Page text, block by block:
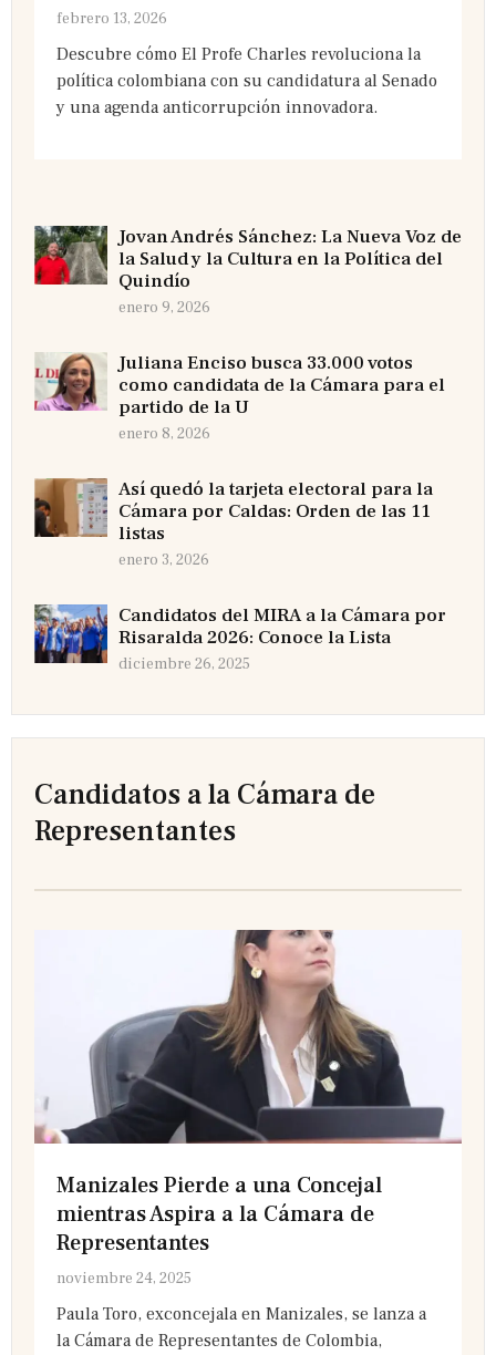
febrero 13, 2026
Descubre cómo El Profe Charles revoluciona la
política colombiana con su candidatura al Senado
y una agenda anticorrupción innovadora.
Jovan Andrés Sánchez: La Nueva Voz de
la Salud y la Cultura en la Política del
Quindío
enero 9, 2026
Juliana Enciso busca 33.000 votos
como candidata de la Cámara para el
partido de la U
enero 8, 2026
Así quedó la tarjeta electoral para la
Cámara por Caldas: Orden de las 11
listas
enero 3, 2026
Candidatos del MIRA a la Cámara por
Risaralda 2026: Conoce la Lista
diciembre 26, 2025
Candidatos a la Cámara de
Representantes
Manizales Pierde a una Concejal
mientras Aspira a la Cámara de
Representantes
noviembre 24, 2025
Paula Toro, exconcejala en Manizales, se lanza a
la Cámara de Representantes de Colombia,